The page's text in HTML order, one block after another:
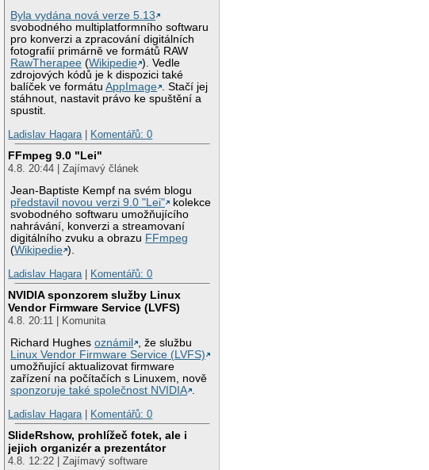
Byla vydána nová verze 5.13
svobodného multiplatformního softwaru
pro konverzi a zpracování digitálních
fotografií primárně ve formátů RAW
RawTherapee (Wikipedie ). Vedle
zdrojových kódů je k dispozici také
balíček ve formátuAppImage . Stačí jej
stáhnout, nastavit právo ke spuštění a
spustit.
Ladislav Hagara| Komentářů: 0
FFmpeg 9.0 "Lei"
4.8. 20:44 | Zajímavý článek
Jean-Baptiste Kempf na svém blogu
představil novou verzi 9.0 "Lei"
kolekce
svobodného softwaru umožňujícího
nahrávání, konverzi a streamovaní
digitálního zvuku a obrazu FFmpeg
(Wikipedie ).
Ladislav Hagara| Komentářů: 0
NVIDIA sponzorem služby Linux
Vendor Firmware Service (LVFS)
4.8. 20:11 | Komunita
Richard Hughesoznámil
, že službu
Linux Vendor Firmware Service (LVFS)
umožňující aktualizovat firmware
zařízení na počítačích s Linuxem, nově
sponzoruje také společnost NVIDIA .
Ladislav Hagara| Komentářů: 0
SlideRshow, prohlížeč fotek, ale i
jejich organizér a prezentátor
4.8. 12:22 | Zajímavý software